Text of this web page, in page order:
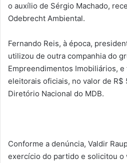
o auxílio de Sérgio Machado,
Odebrecht Ambiental.
Fernando Reis, à época,
utilizou de outra companhia do
Empreendimentos Imobiliários, e
eleitorais oficiais, no valor de R$
Diretório Nacional do MDB.
Conforme a denúncia, Valdir
exercício do partido e solicitou o